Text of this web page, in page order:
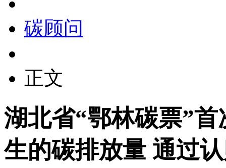
碳顾问
正文
湖北省“鄂林碳票”
生的碳排放量 通过